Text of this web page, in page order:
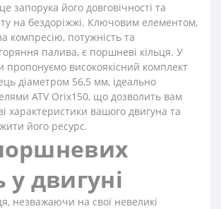
запорука його довговічності та
на бездоріжжі. Ключовим елементом,
компресію, потужність та
палива, є поршневі кільця. У
пропонуємо високоякісний комплект
діаметром 56,5 мм, ідеально
ATV Orix150, що дозволить вам
характеристики вашого двигуна та
його ресурс.
у двигуні
незважаючи на свої невеликі